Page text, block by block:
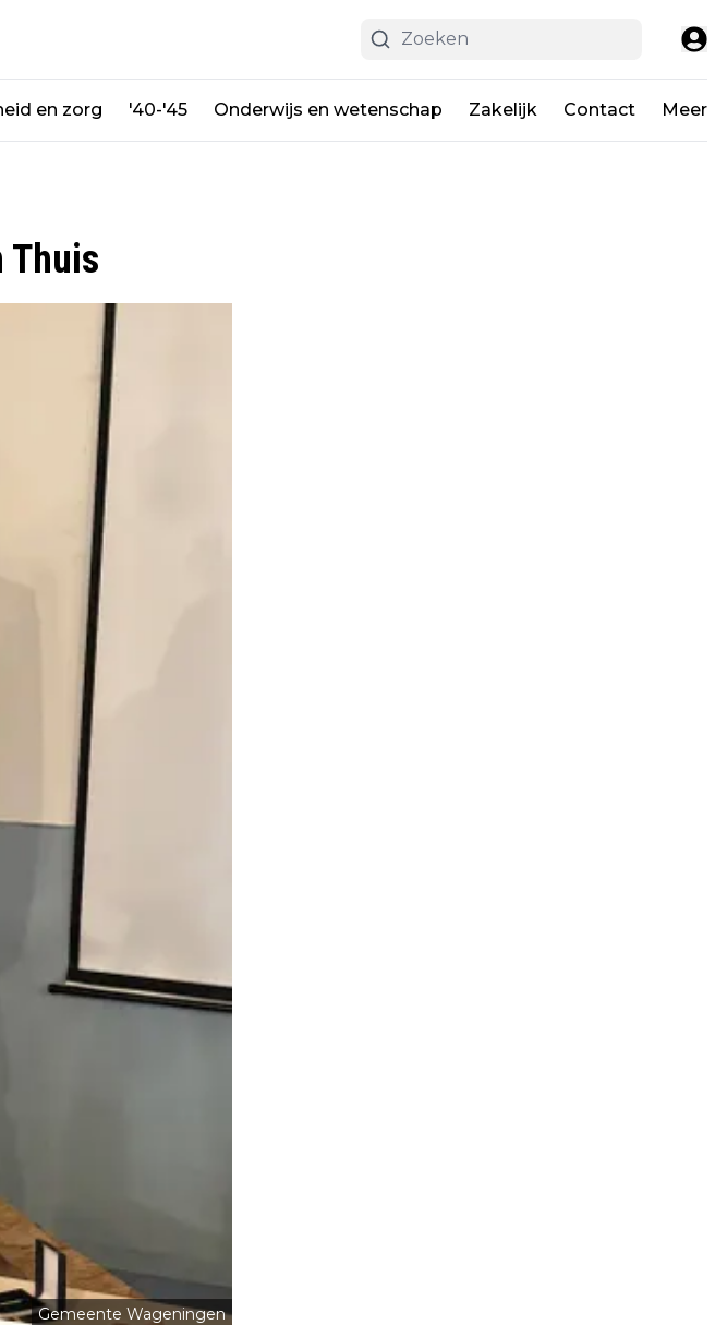
en zorg '40-'45 Onderwijs en wetenschap Zakelijk Contact Meer
Thuis
Gemeente Wageningen